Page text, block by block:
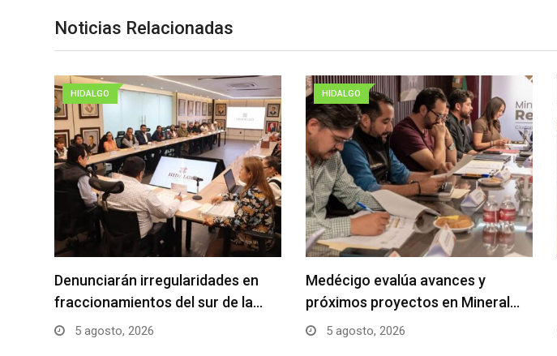
Noticias Relacionadas
HIDALGO
Denunciarán irregularidades en
fraccionamientos del sur de la…
5 agosto, 2026
HIDALGO
Medécigo evalúa avances y
próximos proyectos en Mineral…
5 agosto, 2026